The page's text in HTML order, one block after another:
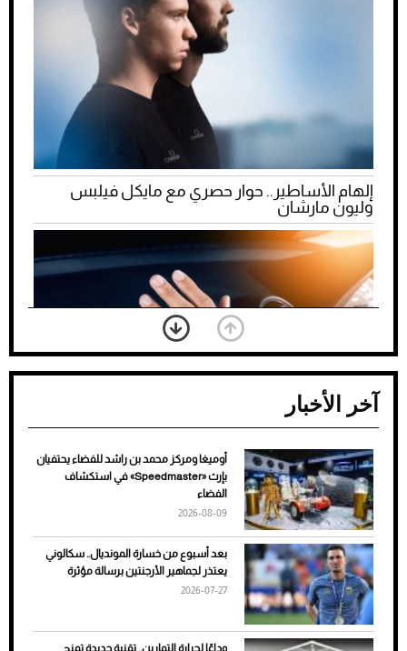
إلهام الأساطير.. حوار حصري مع مايكل فيلبس
وليون مارشان
ضعف تبريد مكيف السيارة عند الوقوف.. أشهر
الأسباب والحلول
آخر الأخبار
أوميغا ومركز محمد بن راشد للفضاء يحتفيان
بإرث «Speedmaster» في استكشاف
الفضاء
2026-08-09
بعد أسبوع من خسارة المونديال.. سكالوني
يعتذر لجماهير الأرجنتين برسالة مؤثرة
2026-07-27